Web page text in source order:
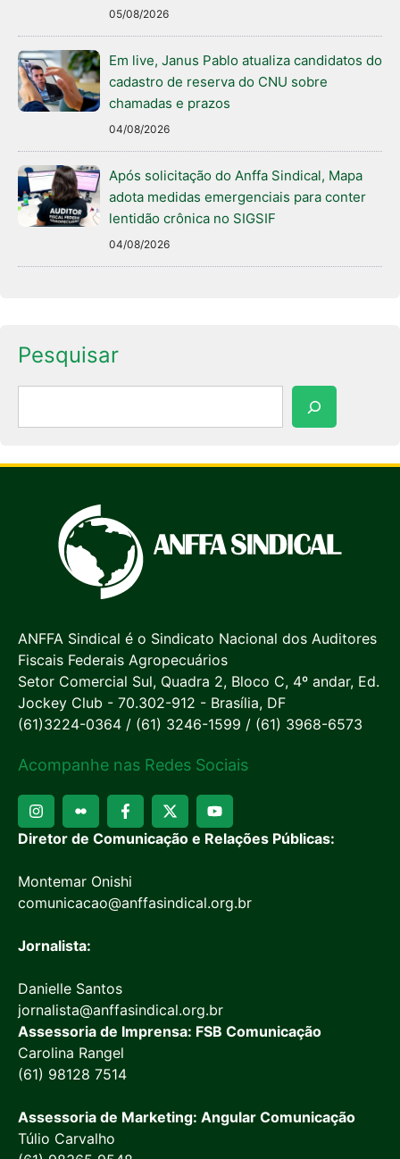
05/08/2026
Em live, Janus Pablo atualiza candidatos do
cadastro de reserva do CNU sobre
chamadas e prazos
04/08/2026
Após solicitação do Anffa Sindical, Mapa
adota medidas emergenciais para conter
lentidão crônica no SIGSIF
04/08/2026
Pesquisar
ANFFA Sindical é o Sindicato Nacional dos Auditores
Fiscais Federais Agropecuários
Setor Comercial Sul, Quadra 2, Bloco C, 4º andar, Ed.
Jockey Club - 70.302-912 - Brasília, DF
(61)3224-0364 / (61) 3246-1599 / (61) 3968-6573
Acompanhe nas Redes Sociais
Diretor de Comunicação e Relações Públicas:
Montemar Onishi
comunicacao@anffasindical.org.br
Jornalista:
Danielle Santos
jornalista@anffasindical.org.br
Assessoria de Imprensa: FSB Comunicação
Carolina Rangel
(61) 98128 7514
Assessoria de Marketing: Angular Comunicação
Túlio Carvalho